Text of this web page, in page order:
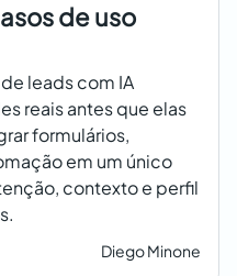
de uso
leads com IA
reais antes que elas
formulários,
em um único
contexto e perfil
Diego Minone